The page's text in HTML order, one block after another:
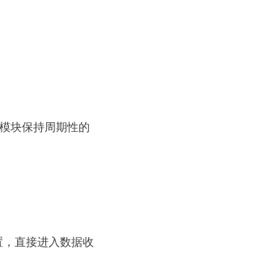
块保持周期性的
直接进入数据收